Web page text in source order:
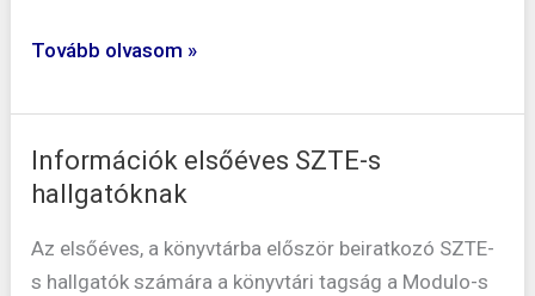
Tovább olvasom »
Információk elsőéves SZTE-s
hallgatóknak
Az elsőéves, a könyvtárba először beiratkozó SZTE-
s hallgatók számára a könyvtári tagság a Modulo-s
Információk
elsőéves
s